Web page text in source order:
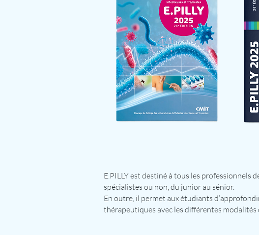
E.PILLY est destiné à tous les professionnels
spécialistes ou non, du junior au sénior.
En outre, il permet aux étudiants
thérapeutiques avec les différentes